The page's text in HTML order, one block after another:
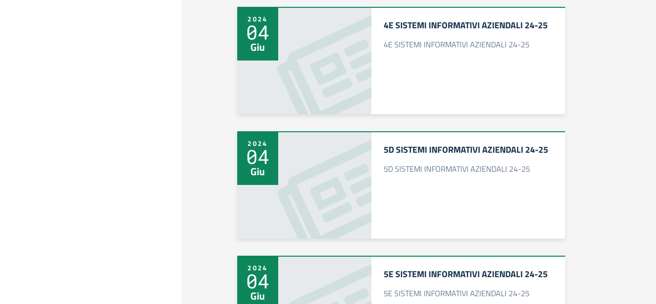
2024
04
Giu
4E SISTEMI INFORMATIVI AZIENDALI 24-25
4E SISTEMI INFORMATIVI AZIENDALI 24-25
2024
04
Giu
5D SISTEMI INFORMATIVI AZIENDALI 24-25
5D SISTEMI INFORMATIVI AZIENDALI 24-25
2024
04
Giu
5E SISTEMI INFORMATIVI AZIENDALI 24-25
5E SISTEMI INFORMATIVI AZIENDALI 24-25